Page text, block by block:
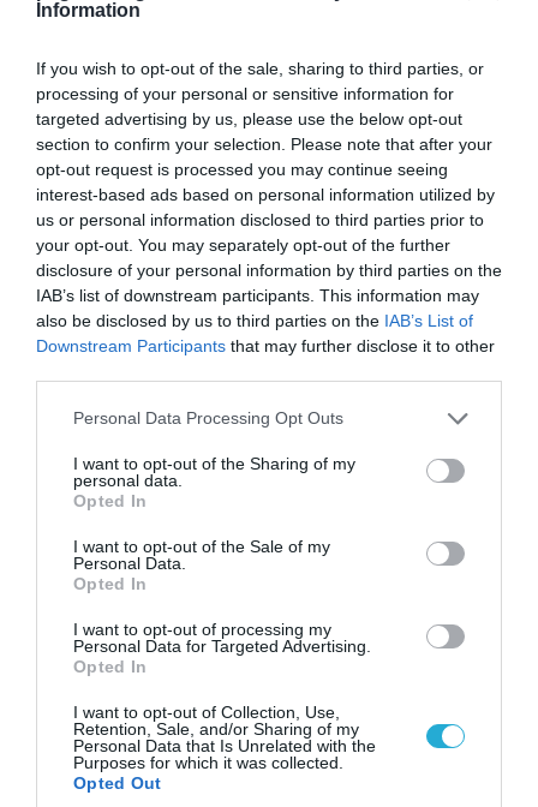
Information
If you wish to opt-out of the sale, sharing to third parties, or
processing of your personal or sensitive information for
targeted advertising by us, please use the below opt-out
section to confirm your selection. Please note that after your
opt-out request is processed you may continue seeing
interest-based ads based on personal information utilized by
us or personal information disclosed to third parties prior to
your opt-out. You may separately opt-out of the further
disclosure of your personal information by third parties on the
IAB’s list of downstream participants. This information may
also be disclosed by us to third parties on the IAB’s List of
Downstream Participants that may further disclose it to other
Please note that this website/app uses one or more Google
not limited to your visit or usage behaviour. You may click to
grant or deny consent to Google and its third-party tags to
use your data for below specified purposes in below Google
consent section.
Personal Data Processing Opt Outs
I want to opt-out of the Sharing of my
personal data.
Opted In
I want to opt-out of the Sale of my
Personal Data.
Opted In
I want to opt-out of processing my
Personal Data for Targeted Advertising.
Opted In
I want to opt-out of Collection, Use,
Retention, Sale, and/or Sharing of my
Personal Data that Is Unrelated with the
Purposes for which it was collected.
Opted Out
εξωτερικό, αναλύοντας τις επιπτώσεις τους στην
επιχειρηματική δραστηριότητα και την
πραγματική οικονομία. Διαθέτει εμπειρία στη
δημοσιογραφική κάλυψη οικονομικού και
πολιτικού ρεπορτάζ, καθώς και στη σύνταξη
αναλυτικών άρθρων για την αγορά, τις
επενδύσεις και την επιχειρηματικότητα.
ΠΡΟΒΟΛΗ ΠΡΟΦΙΛ →
Διαβάστε όλες τις τελευταίεςΕιδήσεις
από την
ΔΕΙΤΕ ΠΡΩΤΟΙ
Σχετικά άρθρα:
➤ Η Κίνα βρήκε το νέο της «όπλο»: Χτυπά τις ΗΠΑ, αλλά
πονά την Ευρώπη – Ο πόλεμος για σπάνιες γαίες και